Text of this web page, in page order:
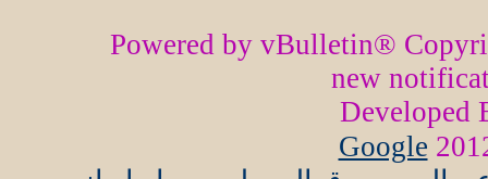
Powered by vBulletin®
new
Developed
Google